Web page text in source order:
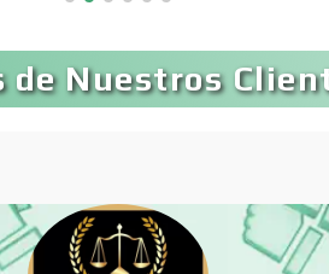
Banquetes
Boutiques
de Nuestros